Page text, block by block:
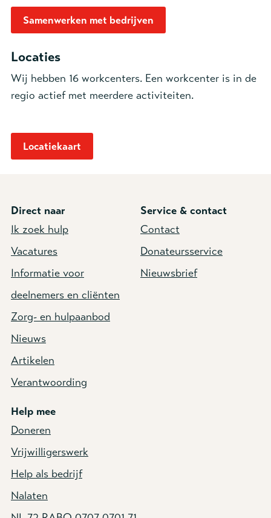
Samenwerken met bedrijven
Locaties
Wij hebben 16 workcenters. Een workcenter is in de
regio actief met meerdere activiteiten.
Locatiekaart
Direct naar
Ik zoek hulp
Vacatures
Informatie voor
deelnemers en cliënten
Zorg- en hulpaanbod
Nieuws
Artikelen
Verantwoording
Service & contact
Contact
Donateursservice
Nieuwsbrief
Help mee
Doneren
Vrijwilligerswerk
Help als bedrijf
Nalaten